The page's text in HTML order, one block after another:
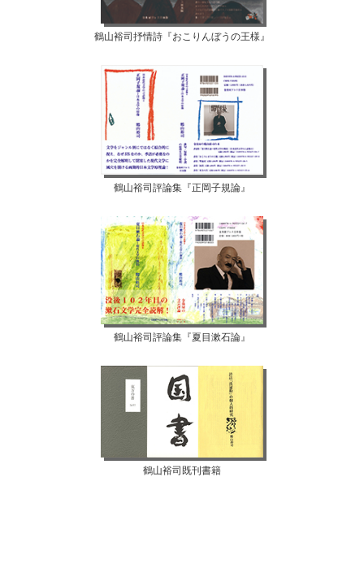
鶴山裕司抒情詩『おこりんぼうの王様』
鶴山裕司評論集『正岡子規論』
鶴山裕司評論集『夏目漱石論』
鶴山裕司既刊書籍